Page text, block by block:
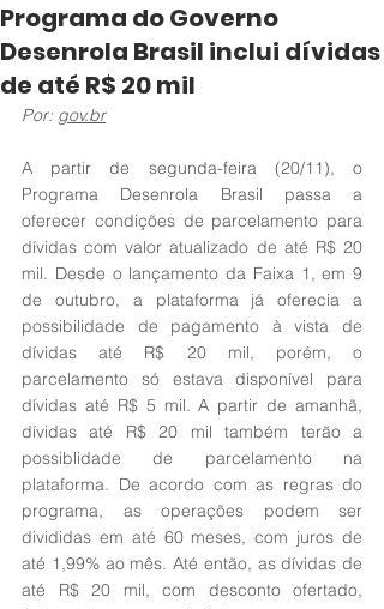
Programa do Governo
Desenrola Brasil inclui dívidas
de até R$ 20 mil
Por: gov.br
A partir de segunda-feira (20/11), o
Programa Desenrola Brasil passa a
oferecer condições de parcelamento para
dívidas com valor atualizado de até R$ 20
mil. Desde o lançamento da Faixa 1, em 9
de outubro, a plataforma já oferecia a
possibilidade de pagamento à vista de
dívidas até R$ 20 mil, porém, o
parcelamento só estava disponível para
dívidas até R$ 5 mil. A partir de amanhã,
dívidas até R$ 20 mil também terão a
possiblidade de parcelamento na
plataforma. De acordo com as regras do
programa, as operações podem ser
divididas em até 60 meses, com juros de
até 1,99% ao mês. Até então, as dívidas de
até R$ 20 mil, com desconto ofertado,